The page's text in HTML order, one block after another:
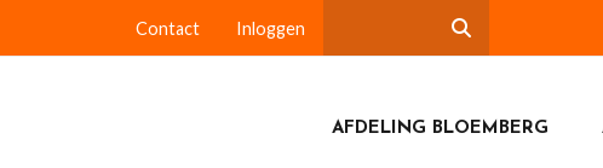
Contact Inloggen
AFDELING BLOEMBERG